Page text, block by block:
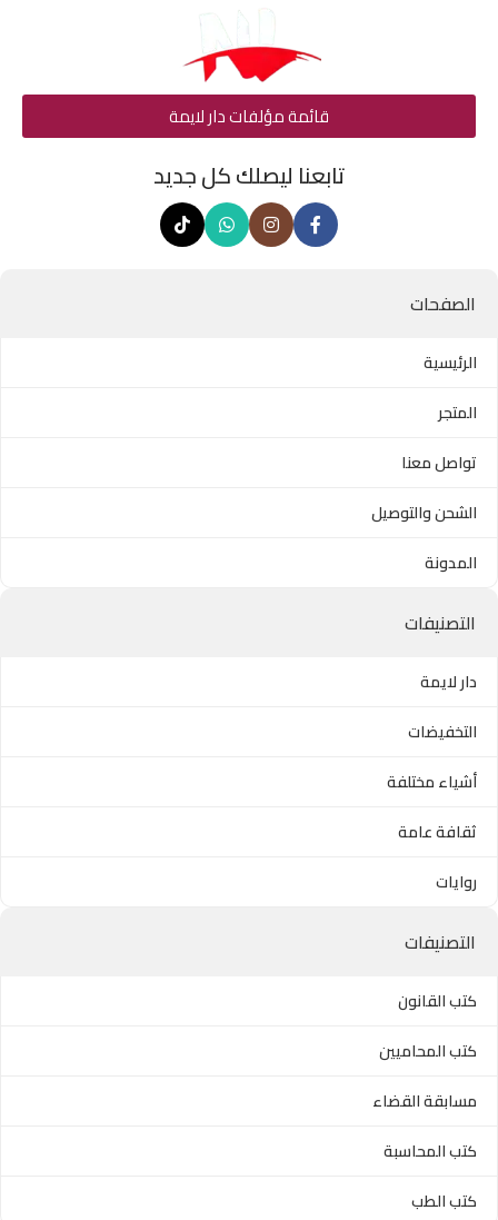
قائمة مؤلفات دار لايمة
تابعنا ليصلك كل جديد
الصفحات
الرئيسية
المتجر
تواصل معنا
الشحن والتوصيل
المدونة
التصنيفات
دار لايمة
التخفيضات
أشياء مختلفة
ثقافة عامة
روايات
التصنيفات
كتب القانون
كتب المحاميين
مسابقة القضاء
كتب المحاسبة
كتب الطب